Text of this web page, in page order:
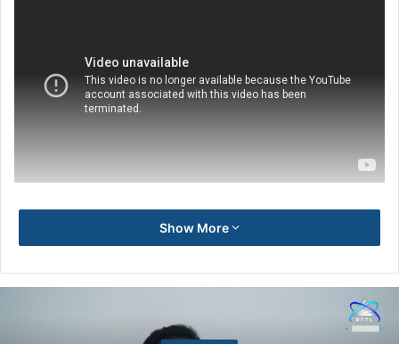
Show More